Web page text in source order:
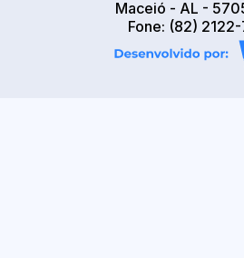
Maceió - AL -
Fone: (82)